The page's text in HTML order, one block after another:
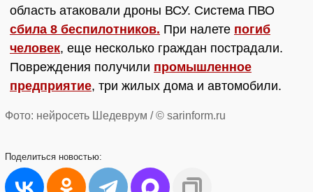
область атаковали дроны ВСУ. Система ПВО
сбила 8 беспилотников. При налете погиб
человек, еще несколько граждан пострадали.
Повреждения получили промышленное
предприятие, три жилых дома и автомобили.
Фото: нейросеть Шедеврум / © sarinform.ru
Поделиться новостью: